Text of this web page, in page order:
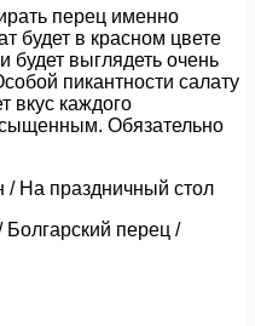
перец именно
будет в красном цвете
будет выглядеть очень
пикантности салату
вкус каждого
Обязательно
На праздничный стол
перец /